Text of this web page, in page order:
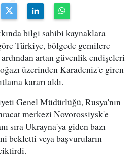
bilgi sahibi kaynaklara
Türkiye, bölgede gemilere
artan güvenlik endişeleri
üzerinden Karadeniz'e giren
kararı aldı.
Genel Müdürlüğü, Rusya'nın
merkezi Novorossiysk'e
sıra Ukrayna'ya giden bazı
bekletti veya başvuruların